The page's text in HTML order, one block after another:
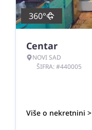
360°
Centar
NOVI SAD
ŠIFRA: #440005
Više o nekretnini >